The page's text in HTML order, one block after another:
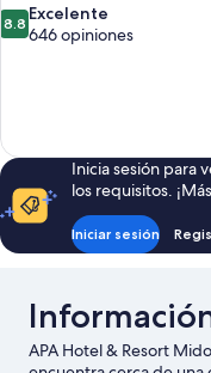
8.8
de
8.8 Excelente
646 opiniones
Inicia sesión para
los requisitos.
Iniciar sesión
APA Hotel & Resort